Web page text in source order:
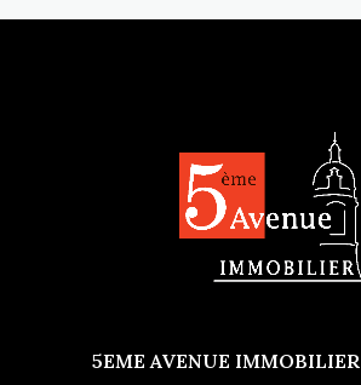
5EME AVENUE IMMOBILIER